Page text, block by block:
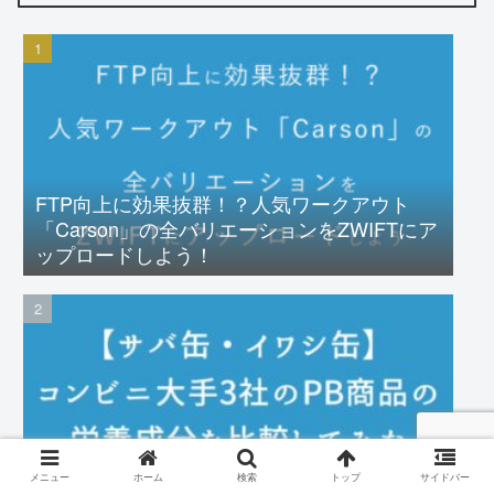
FTP向上に効果抜群！？人気ワークアウト
「Carson」の全バリエーションをZWIFTにア
ップロードしよう！
【サバ缶・イワシ缶】コンビニ大手3社のPB
メニュー ホーム 検索 トップ サイドバー